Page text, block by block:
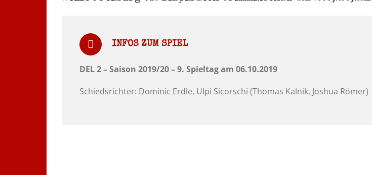
INFOS ZUM SPIEL
DEL 2 – Saison 2019/20 – 9. Spieltag am 06.10.2019
Schiedsrichter: Dominic Erdle, Ulpi Sicorschi (Thomas Kalnik, Joshua Römer)